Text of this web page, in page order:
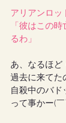
アリアンロッ
「彼はこの
るわ」
あ、なるほど
過去に来てた
自殺中のバド
って事かー(